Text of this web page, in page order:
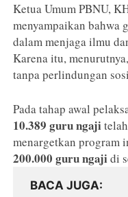
Ketua Umum PBNU,
menyampaikan
dalam menjaga ilmu
Karena itu,
tanpa perlindungan
Pada tahap awal
10.389 guru ngaji
menargetkan program
200.000 guru ngajidi
BACA JUGA